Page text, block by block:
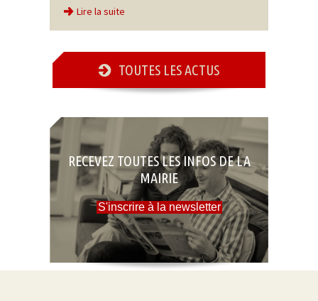
Lire la suite
TOUTES LES ACTUS
RECEVEZ TOUTES LES INFOS DE LA
MAIRIE
S'inscrire à la newsletter